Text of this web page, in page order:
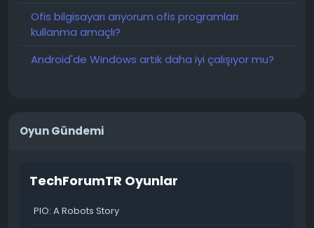
Ofis bilgisayarı arıyorum ofis programları
kullanma amaçlı?
Android'de Windows artık daha iyi çalışıyor mu?
Oyun Gündemi
TechForumTR Oyunlar
PIO: A Robots Story